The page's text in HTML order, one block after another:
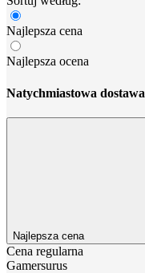
Najlepsza cena
Najlepsza ocena
Natychmiastowa dostawa
Najlepsza cena
Cena regularna
Gamersurus